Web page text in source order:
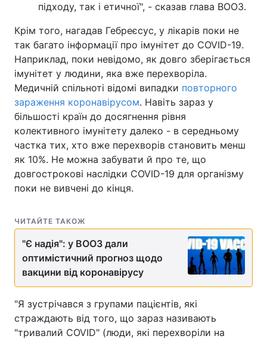
підходу, так і етичної", - сказав глава ВООЗ.
Крім того, нагадав Гебреєсус, у лікарів поки не
так багато інформації про імунітет до COVID-19.
Наприклад, поки невідомо, як довго зберігається
імунітет у людини, яка вже перехворіла.
Медичній спільноті відомі випадки повторного
зараження коронавірусом. Навіть зараз у
більшості країн до досягнення рівня
колективного імунітету далеко - в середньому
частка тих, хто вже перехворів становить менш
як 10%. Не можна забувати й про те, що
довгострокові наслідки COVID-19 для організму
поки не вивчені до кінця.
ЧИТАЙТЕ ТАКОЖ
"Є надія": у ВООЗ дали
оптимістичний прогноз щодо
вакцини від коронавірусу
"Я зустрічався з групами пацієнтів, які
страждають від того, що зараз називають
"тривалий COVID" (люди, які перехворіли на